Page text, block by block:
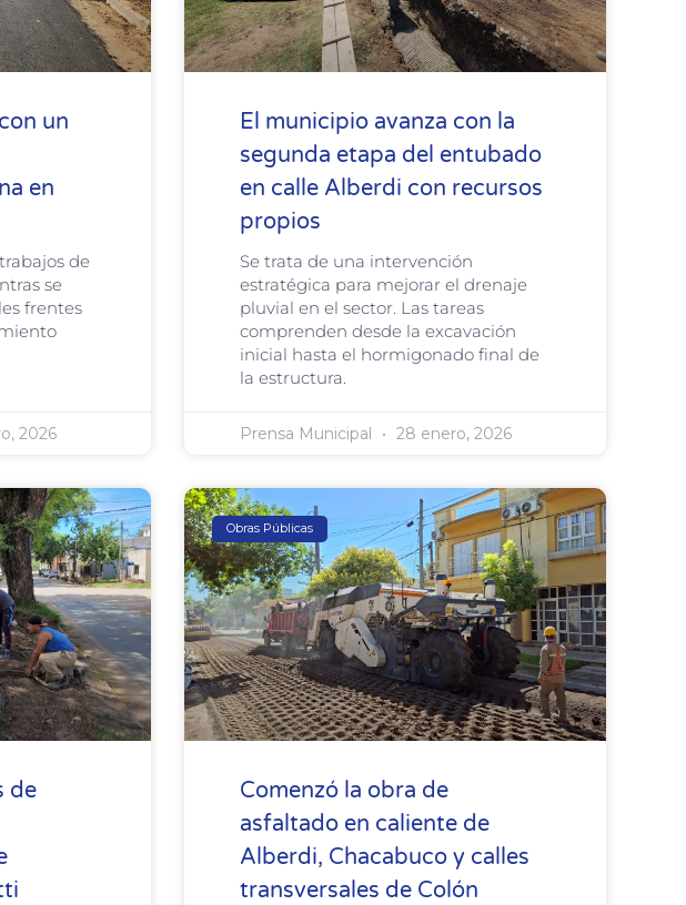
un
en
de
se
frentes
2026
El municipio avanza con la
segunda etapa del entubado
en calle Alberdi con recursos
propios
Se trata de una intervención
estratégica para mejorar el drenaje
pluvial en el sector. Las tareas
comprenden desde la excavación
inicial hasta el hormigonado final de
la estructura.
Prensa Municipal 28 enero, 2026
de
Obras Públicas
Comenzó la obra de
asfaltado en caliente de
Alberdi, Chacabuco y calles
transversales de Colón